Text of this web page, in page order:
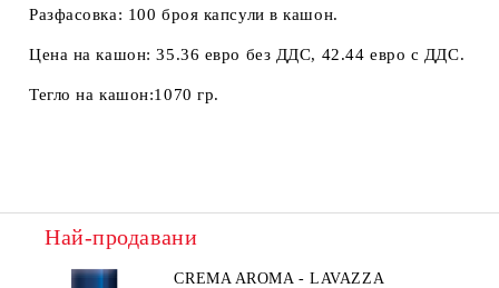
Разфасовка: 100 броя капсули в кашон.
Цена на кашон: 35.36 евро без ДДС, 42.44 евро с ДДС.
Тегло на кашон:1070 гр.
Най-продавани
CREMA AROMA - LAVAZZA